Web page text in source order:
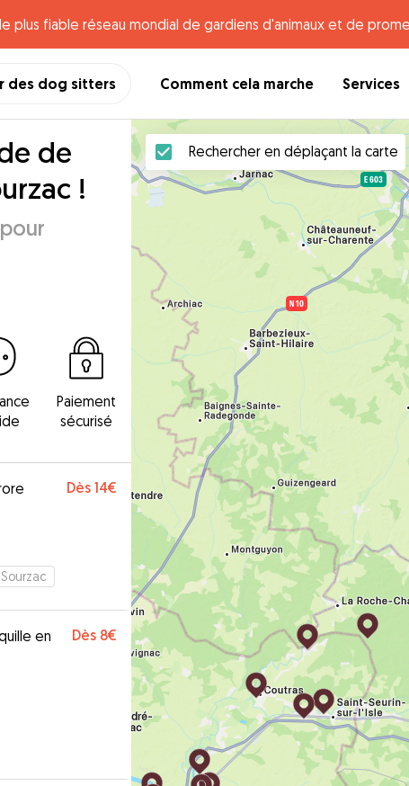
plus fiable réseau mondial de gardiens d'animaux et de
des dog sitters Comment cela marche Services
de
!
Paiement
sécurisé
Dès 14€
Sourzac
en
Dès 8€
Rechercher en déplaçant la carte